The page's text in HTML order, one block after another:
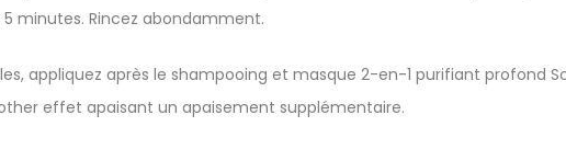
5 minutes. Rincez abondamment.
appliquez après le shampooing et masque 2-en-1 purifiant profond
effet apaisant un apaisement supplémentaire.